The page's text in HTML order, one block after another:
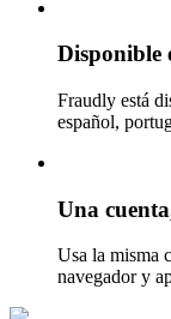
Disponible
Fraudly está
español,
Una
Usa la misma
navegador y